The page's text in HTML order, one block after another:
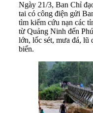
Ngày 21/3, Ban Chỉ
tai có công điện gửi
tìm kiếm cứu nạn các
từ Quảng Ninh đến
lớn, lốc sét, mưa đá, lũ
biển.